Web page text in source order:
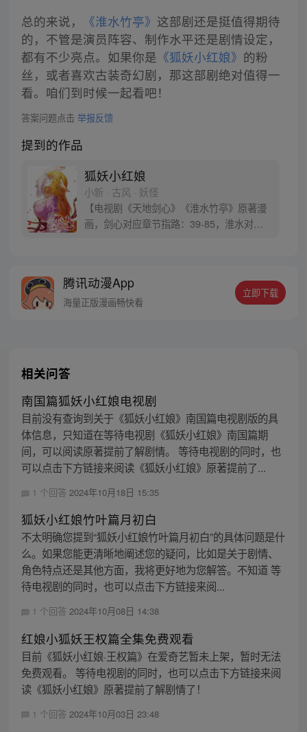
总的来说， 《淮水竹亭》 这部剧还是挺值得期待
的，不管是演员阵容、制作水平还是剧情设定，
都有不少亮点。如果你是 《狐妖小红娘》 的粉
丝，或者喜欢古装奇幻剧，那这部剧绝对值得一
看。咱们到时候一起看吧！
答案问题点击 举报反馈
提到的作品
狐妖小红娘
小新 · 古风 · 妖怪
【电视剧《天地剑心》《淮水竹亭》原著漫
画，剑心对应章节指路：39-85，淮水对应
腾讯动漫App
海量正版漫画畅快看
立即下载
相关问答
南国篇狐妖小红娘电视剧
目前没有查询到关于《狐妖小红娘》南国篇电视剧版的具
体信息，只知道在等待电视剧《狐妖小红娘》南国篇期
间，可以阅读原著提前了解剧情。 等待电视剧的同时，也
可以点击下方链接来阅读《狐妖小红娘》原著提前了...
1 个回答 2024年10月18日 15:35
狐妖小红娘竹叶篇月初白
不太明确您提到“狐妖小红娘竹叶篇月初白”的具体问题是什
么。如果您能更清晰地阐述您的疑问，比如是关于剧情、
角色特点还是其他方面，我将更好地为您解答。不知道 等
待电视剧的同时，也可以点击下方链接来阅...
1 个回答 2024年10月08日 14:38
红娘小狐妖王权篇全集免费观看
目前《狐妖小红娘·王权篇》在爱奇艺暂未上架，暂时无法
免费观看。 等待电视剧的同时，也可以点击下方链接来阅
读《狐妖小红娘》原著提前了解剧情了！
1 个回答 2024年10月03日 23:48